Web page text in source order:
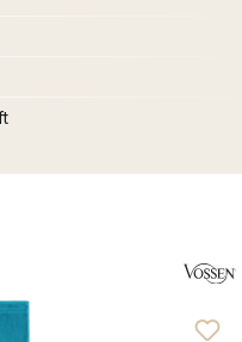
4.46 von 5 Sternen